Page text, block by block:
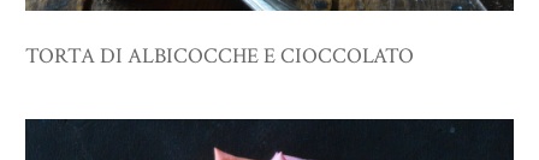
TORTA DI ALBICOCCHE E CIOCCOLATO